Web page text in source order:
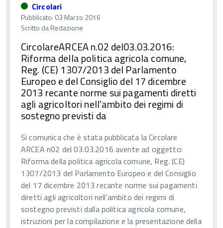
Circolari
Pubblicato: 03 Marzo 2016
Scritto daRedazione
CircolareARCEA n.02 del03.03.2016:
Riforma della politica agricola comune,
Reg. (CE) 1307/2013 del Parlamento
Europeo e del Consiglio del 17 dicembre
2013 recante norme sui pagamenti diretti
agli agricoltori nell'ambito dei regimi di
sostegno previsti da
Si comunica che è stata pubblicata la Circolare
ARCEA n02 del 03.03.2016 avente ad oggetto:
Riforma della politica agricola comune, Reg. (CE)
1307/2013 del Parlamento Europeo e del Consiglio
del 17 dicembre 2013 recante norme sui pagamenti
diretti agli agricoltori nell'ambito dei regimi di
sostegno previsti dalla politica agricola comune,
istruzioni per la compilazione e la presentazione della